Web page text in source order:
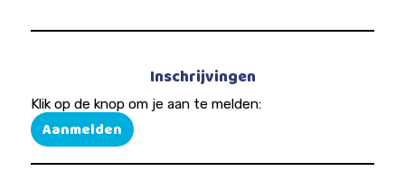
Inschrijvingen
Klik op de knop om je aan te melden:
Aanmelden